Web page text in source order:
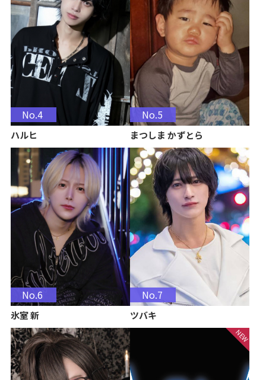
No.4
ハルヒ
No.5
まつしま かずとら
No.6
氷室 新
No.7
ツバキ